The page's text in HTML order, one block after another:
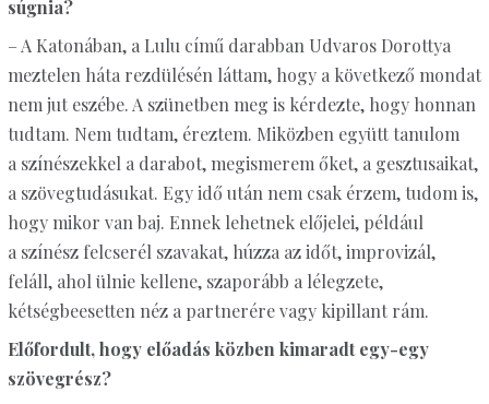
súgnia?
– A Katonában, a Lulu című darabban Udvaros Dorottya
meztelen háta rezdülésén láttam, hogy a következő mondat
nem jut eszébe. A szünetben meg is kérdezte, hogy honnan
tudtam. Nem tudtam, éreztem. Miközben együtt tanulom
a színészekkel a darabot, megismerem őket, a gesztusaikat,
a szövegtudásukat. Egy idő után nem csak érzem, tudom is,
hogy mikor van baj. Ennek lehetnek előjelei, például
a színész felcserél szavakat, húzza az időt, improvizál,
feláll, ahol ülnie kellene, szaporább a lélegzete,
kétségbeesetten néz a partnerére vagy kipillant rám.
Előfordult, hogy előadás közben kimaradt egy-egy
szövegrész?